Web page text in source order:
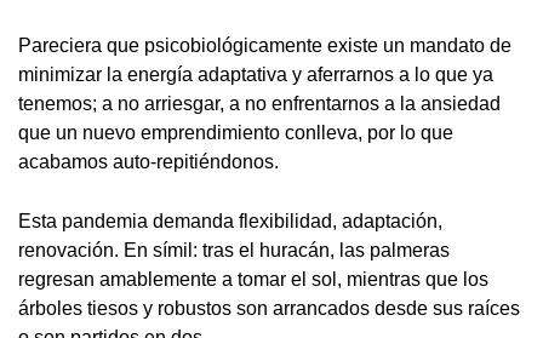
Pareciera que psicobiológicamente existe un mandato de
minimizar la energía adaptativa y aferrarnos a lo que ya
tenemos; a no arriesgar, a no enfrentarnos a la ansiedad
que un nuevo emprendimiento conlleva, por lo que
acabamos auto-repitiéndonos.
Esta pandemia demanda flexibilidad, adaptación,
renovación. En símil: tras el huracán, las palmeras
regresan amablemente a tomar el sol, mientras que los
árboles tiesos y robustos son arrancados desde sus raíces